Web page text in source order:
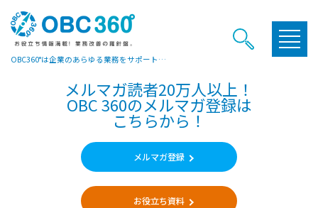
OBC360°は企業のあらゆる業務をサポートするヒントやお役立ち情報をご提供しています
メルマガ読者20万人以上！
OBC 360のメルマガ登録は
こちらから！
メルマガ登録
お役立ち資料